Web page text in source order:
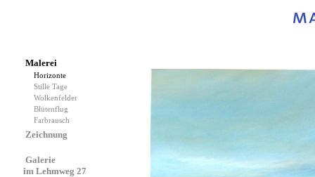
Malerei
Horizonte
Stille Tage
Wolkenfelder
Blütenflug
Farbrausch
Zeichnung
Galerie
im Lehmweg 27